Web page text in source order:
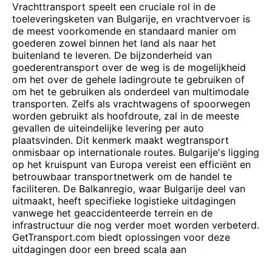
Vrachttransport speelt een cruciale rol in de
toeleveringsketen van Bulgarije, en vrachtvervoer is
de meest voorkomende en standaard manier om
goederen zowel binnen het land als naar het
buitenland te leveren. De bijzonderheid van
goederentransport over de weg is de mogelijkheid
om het over de gehele ladingroute te gebruiken of
om het te gebruiken als onderdeel van multimodale
transporten. Zelfs als vrachtwagens of spoorwegen
worden gebruikt als hoofdroute, zal in de meeste
gevallen de uiteindelijke levering per auto
plaatsvinden. Dit kenmerk maakt wegtransport
onmisbaar op internationale routes. Bulgarije's ligging
op het kruispunt van Europa vereist een efficiënt en
betrouwbaar transportnetwerk om de handel te
faciliteren. De Balkanregio, waar Bulgarije deel van
uitmaakt, heeft specifieke logistieke uitdagingen
vanwege het geaccidenteerde terrein en de
infrastructuur die nog verder moet worden verbeterd.
GetTransport.com biedt oplossingen voor deze
uitdagingen door een breed scala aan